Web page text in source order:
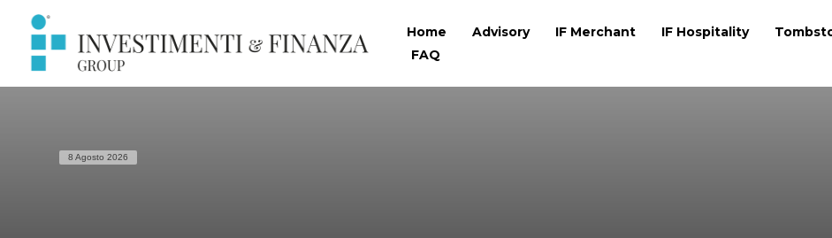
Home Advisory IF Merchant IF Hospitality
FAQ
8 Agosto 2026